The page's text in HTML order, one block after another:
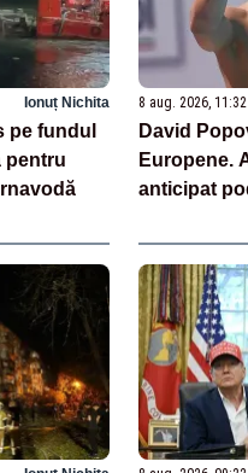
Ionuț Nichita
pe fundul
pentru
8 aug. 2026, 11:32
David
Europene.
anticipat